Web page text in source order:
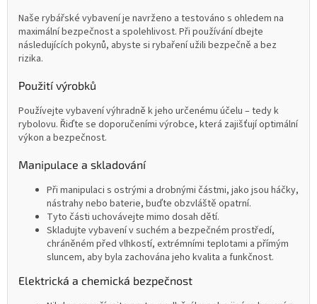
Naše rybářské vybavení je navrženo a testováno s ohledem na
maximální bezpečnost a spolehlivost. Při používání dbejte
následujících pokynů, abyste si rybaření užili bezpečně a bez
rizika.
Použití výrobků
Používejte vybavení výhradně k jeho určenému účelu – tedy k
rybolovu. Řiďte se doporučeními výrobce, která zajišťují optimální
výkon a bezpečnost.
Manipulace a skladování
Při manipulaci s ostrými a drobnými částmi, jako jsou háčky,
nástrahy nebo baterie, buďte obzvláště opatrní.
Tyto části uchovávejte mimo dosah dětí.
Skladujte vybavení v suchém a bezpečném prostředí,
chráněném před vlhkostí, extrémními teplotami a přímým
sluncem, aby byla zachována jeho kvalita a funkčnost.
Elektrická a chemická bezpečnost